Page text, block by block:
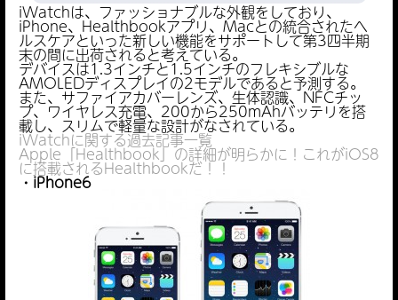
iWatchは、ファッショナブルな外観をしており、
iPhone、Healthbookアプリ、Macとの統合されたヘ
ルスケアといった新しい機能をサポートして第3四半期
末の間に出荷されると考えている。
デバイスは1.3インチと1.5インチのフレキシブルな
AMOLEDディスプレイの2モデルであると予測する。
また、サファイアカバーレンズ、生体認識、NFCチッ
プ、ワイヤレス充電、200から250mAhバッテリを搭
載し、スリムで軽量な設計がなされている。
iWatchに関する過去記事一覧
Apple「Healthbook」の詳細が明らかに！これがiOS8
に搭載されるHealthbookだ！！
・iPhone6